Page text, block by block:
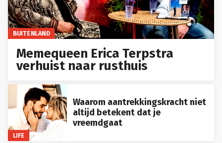
BUITENLAND
Memequeen Erica Terpstra
verhuist naar rusthuis
LIFE
Waarom aantrekkingskracht niet
altijd betekent dat je
vreemdgaat